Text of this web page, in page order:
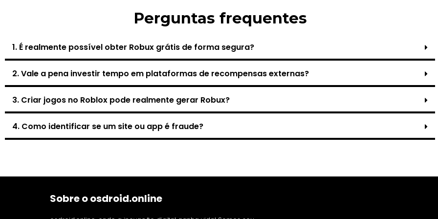
Perguntas frequentes
1. É realmente possível obter Robux grátis de forma segura?
2. Vale a pena investir tempo em plataformas de recompensas externas?
3. Criar jogos no Roblox pode realmente gerar Robux?
4. Como identificar se um site ou app é fraude?
Sobre o osdroid.online